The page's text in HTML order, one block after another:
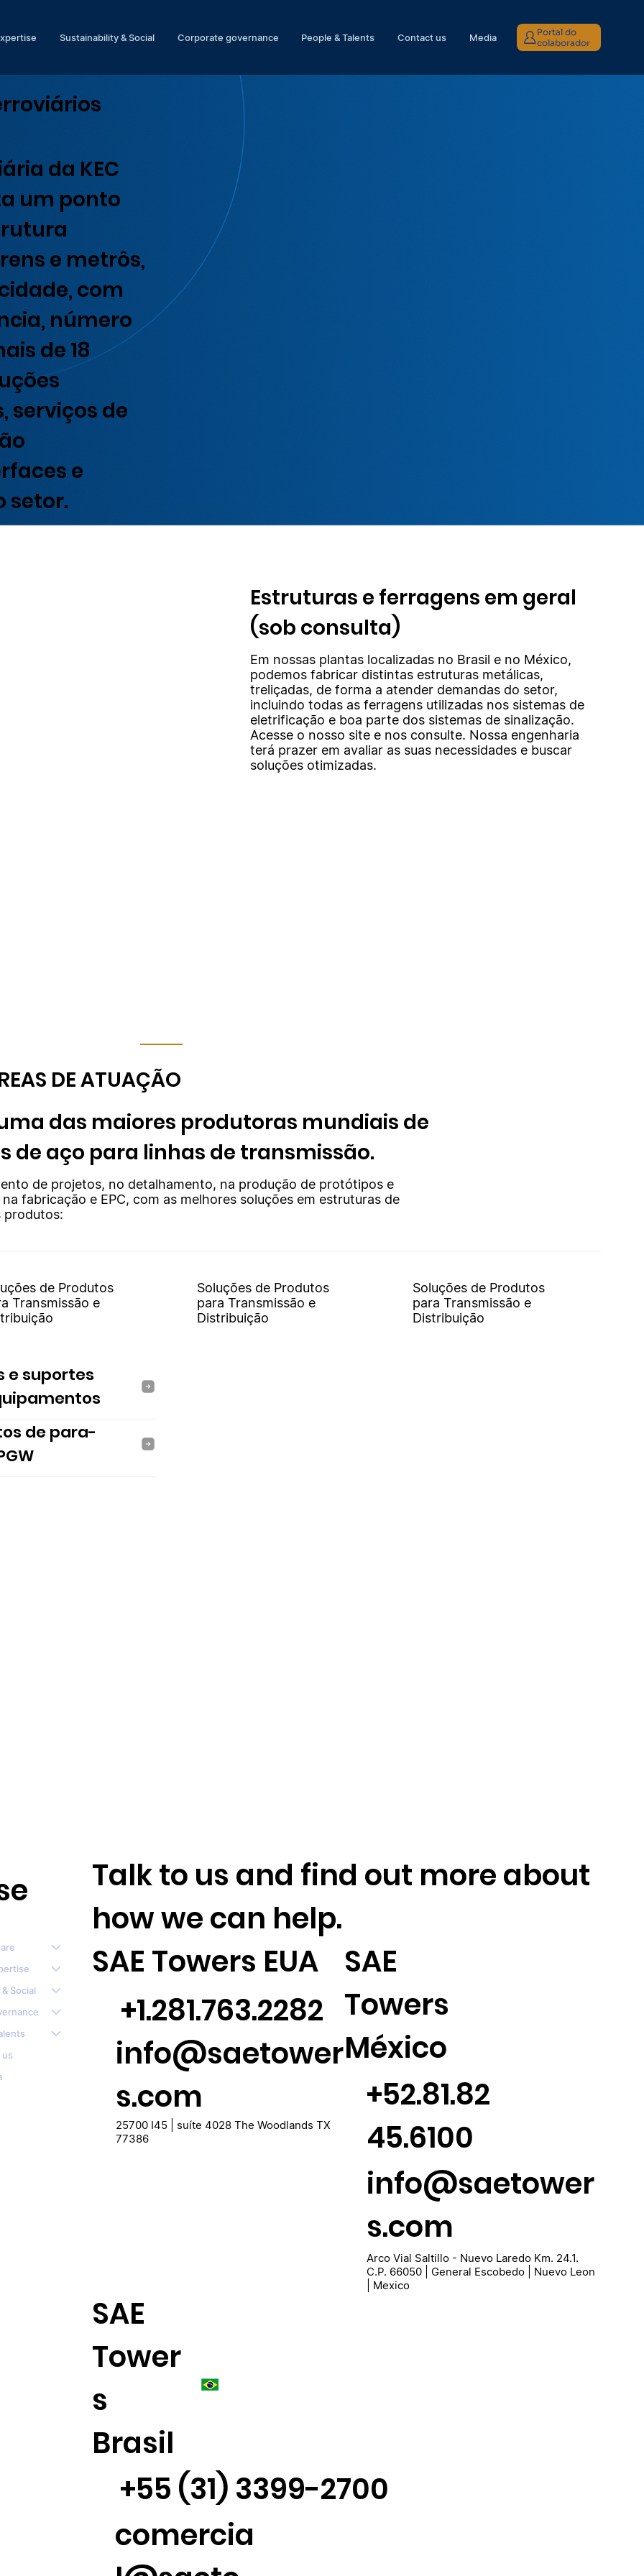
Sustainability & Social Corporate governance People & Talents Contact us Media
Portal do
colaborador
da KEC
um ponto
e metrôs,
com
número
de 18
serviços de
e
setor.
Em nossas plantas localizadas no Brasil e no México,
podemos fabricar distintas estruturas metálicas,
treliçadas, de forma a atender demandas do setor,
incluindo todas as ferragens utilizadas nos sistemas de
eletrificação e boa parte dos sistemas de sinalização.
Acesse o nosso site e nos consulte. Nossa engenharia
terá prazer em avaliar as suas necessidades e buscar
soluções otimizadas.
Estruturas e ferragens em geral
(sob consulta)
DE ATUAÇÃO
uma das maiores produtoras mundiais de
de aço para linhas de transmissão.
de projetos, no detalhamento, na produção de protótipos e
fabricação e EPC, com as melhores soluções em estruturas de
produtos:
de Produtos
Transmissão e
Soluções de Produtos
para Transmissão e
Distribuição
Soluções de Produtos
para Transmissão e
Distribuição
e suportes
de para-
Social
SAE Towers EUA
+1.281.763.2282
info@saetower
s.com
25700 I45 | suíte 4028 The Woodlands TX
77386
+52.81.82
45.6100
info@saetower
s.com
Arco Vial Saltillo - Nuevo Laredo Km. 24.1.
C.P. 66050 | General Escobedo | Nuevo Leon
| Mexico
SAE
Towers
México
SAE
Tower
s
Brasil
+55 (31) 3399-2700
comercia
Talk to us and find out more about
how we can help.